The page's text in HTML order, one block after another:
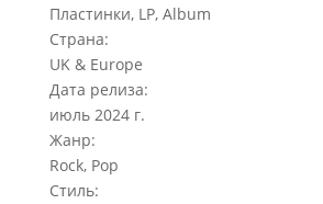
Пластинки, LP, Album
Страна:
UK & Europe
Дата релиза:
июль 2024 г.
Жанр:
Rock, Pop
Стиль: